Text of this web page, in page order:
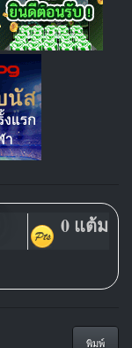
0 แต้ม
พิมพ์